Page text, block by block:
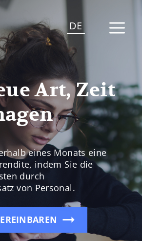
DE
Art, Zeit
eines Monats eine
indem Sie die
durch
von Personal.